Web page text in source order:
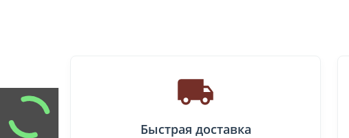
Быстрая доставка